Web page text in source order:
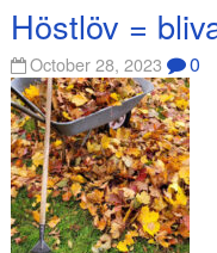
Höstlöv =
October 28, 2023 0